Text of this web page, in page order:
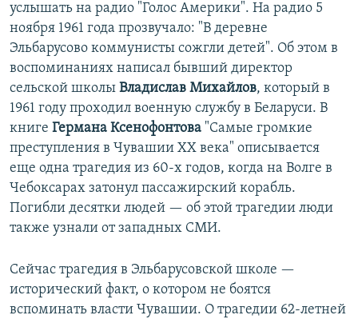
услышать на радио "Голос Америки". На радио 5
ноября 1961 года прозвучало: "В деревне
Эльбарусово коммунисты сожгли детей". Об этом в
воспоминаниях написал бывший директор
сельской школы Владислав Михайлов, который в
1961 году проходил военную службу в Беларуси. В
книге Германа Ксенофонтова "Самые громкие
преступления в Чувашии XX века" описывается
еще одна трагедия из 60-х годов, когда на Волге в
Чебоксарах затонул пассажирский корабль.
Погибли десятки людей — об этой трагедии люди
также узнали от западных СМИ.
Сейчас трагедия в Эльбарусовской школе —
исторический факт, о котором не боятся
вспоминать власти Чувашии. О трагедии 62-летней